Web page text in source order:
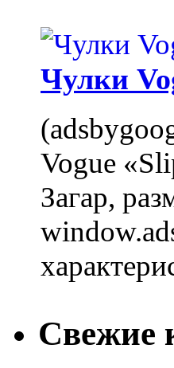
Чулки
Vogue
Загар,
Свежие